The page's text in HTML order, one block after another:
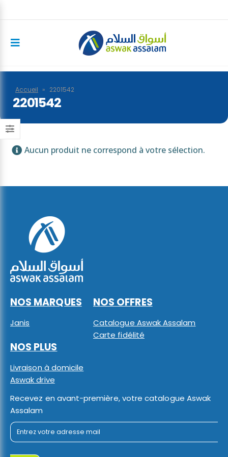
Accueil » 2201542
2201542
Aucun produit ne correspond à votre sélection.
NOS MARQUES
Janis
NOS OFFRES
Catalogue Aswak Assalam
Carte fidélité
NOS PLUS
Livraison à domicile
Aswak drive
Recevez en avant-première, votre catalogue Aswak
Assalam